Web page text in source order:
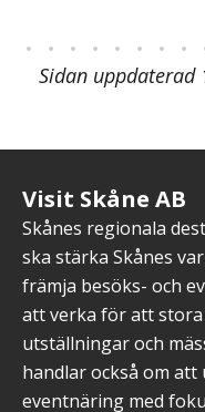
Sidan uppdaterad
Visit Skåne AB
Skånes regionala
ska stärka Skånes
främja besöks- och
att verka för att
utställningar och
handlar också om att
eventnäring med